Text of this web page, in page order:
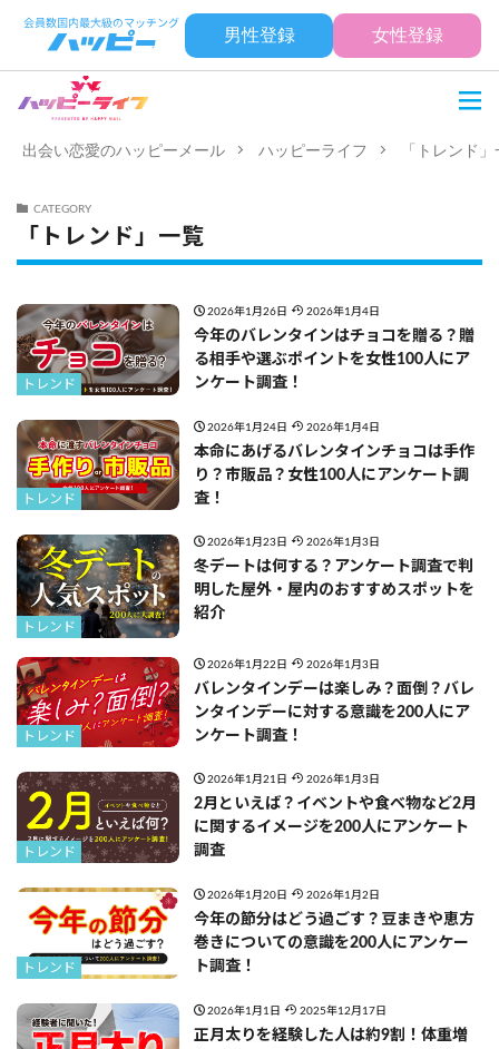
男性登録 女性登録
出会い恋愛のハッピーメール ハッピーライフ 「トレンド
CATEGORY
「トレンド」一覧
トレンド
2026年1月26日 2026年1月4日
今年のバレンタインはチョコを贈る？贈
る相手や選ぶポイントを女性100人にア
ンケート調査！
トレンド
2026年1月24日 2026年1月4日
本命にあげるバレンタインチョコは手作
り？市販品？女性100人にアンケート調
査！
トレンド
2026年1月23日 2026年1月3日
冬デートは何する？アンケート調査で判
明した屋外・屋内のおすすめスポットを
紹介
トレンド
2026年1月22日 2026年1月3日
バレンタインデーは楽しみ？面倒？バレ
ンタインデーに対する意識を200人にア
ンケート調査！
トレンド
2026年1月21日 2026年1月3日
2月といえば？イベントや食べ物など2月
に関するイメージを200人にアンケート
調査
トレンド
2026年1月20日 2026年1月2日
今年の節分はどう過ごす？豆まきや恵方
巻きについての意識を200人にアンケー
ト調査！
2026年1月1日 2025年12月17日
正月太りを経験した人は約9割！体重増